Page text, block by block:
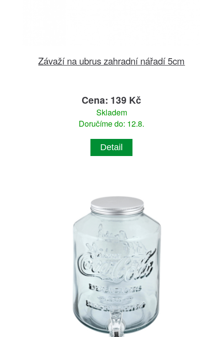
Závaží na ubrus zahradní nářadí 5cm
Cena: 139 Kč
Skladem
Doručíme do: 12.8.
Detail